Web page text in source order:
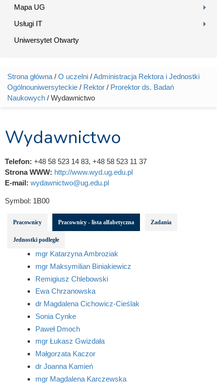
Mapa UG
Usługi IT
Uniwersytet Otwarty
Jesteś tutaj
Strona główna / O uczelni /Administracja Rektora i Jednostki
Ogólnouniwersyteckie / Rektor / Prorektor ds. Badań
Naukowych / Wydawnictwo
Wydawnictwo
Telefon: +48 58 523 14 83, +48 58 523 11 37
Strona WWW: http://www.wyd.ug.edu.pl
E-mail: wydawnictwo@ug.edu.pl
Symbol: 1B00
Pracownicy Pracownicy - lista alfabetyczna Zadania
Jednostki podległe
mgr Katarzyna Ambroziak
mgr Maksymilian Biniakiewicz
Remigiusz Chlebowski
Ewa Chrzanowska
dr Magdalena Cichowicz-Cieślak
Sonia Cynke
Paweł Dmoch
mgr Łukasz Gwizdała
Małgorzata Kaczor
dr Joanna Kamień
mgr Magdalena Karczewska